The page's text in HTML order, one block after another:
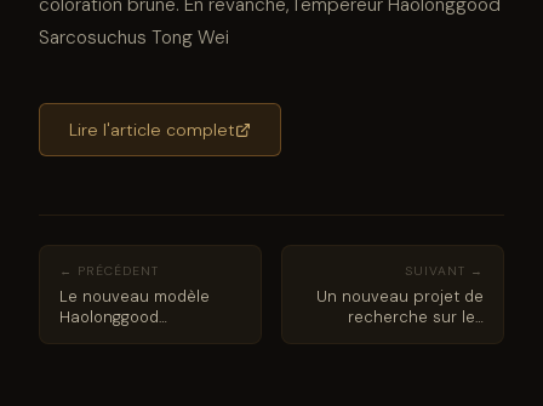
coloration brune. En revanche, l'empereur Haolonggood
Sarcosuchus Tong Wei
Lire l'article complet
← PRÉCÉDENT
Le nouveau modèle
Haolonggood
SUIVANT →
Un nouveau projet de
recherche sur les